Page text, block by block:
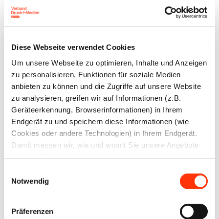
Diese Webseite verwendet Cookies
Um unsere Webseite zu optimieren, Inhalte und Anzeigen
zu personalisieren, Funktionen für soziale Medien
anbieten zu können und die Zugriffe auf unsere Website
zu analysieren, greifen wir auf Informationen (z.B.
Geräteerkennung, Browserinformationen) in Ihrem
Endgerät zu und speichern diese Informationen (wie
Cookies oder andere Technologien) in Ihrem Endgerät.
Damit messen wir, wie und womit Sie unsere Angebote
Werbung und Analysen weiter. Ihre Daten können mit
mehreren ausgewählten Partnern geteilt werden, die sich
je nach unseren aktuellen Geschäftsbeziehungen ändern
können. Indem Sie „Alle zulassen“ klicken, stimmen Sie
Notwendig
Präferenzen
leiden unter der schwachen Auftragslage. Weder
Wachstum noch konjunkturelle Erholung sind in
Klemens Berktold, Verhandlungsführer der
Arbeitgeberseite und Geschäftsführer FUNKE
Druckzentrum Niedersachsen GmbH.
Die Forderung der Gewerkschaft nach Lohn- und
Gehaltserhöhungen um 7 Prozent zum 1. August
2026 bei einer Laufzeit von zwölf Monaten ist aus
wirtschaftlichen Situation vieler Druckereien nicht